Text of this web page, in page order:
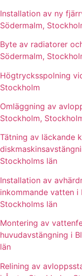
Installation av ny
Södermalm,
Byte av radiatorer
Södermalm,
Högtrycksspolning
Stockholm
Omläggning av
Stockholm,
Tätning av läckande
Stockholms län
Installation av
inkommande vatten i
Stockholms län
Montering av
huvudavstängning i
län
Relining av